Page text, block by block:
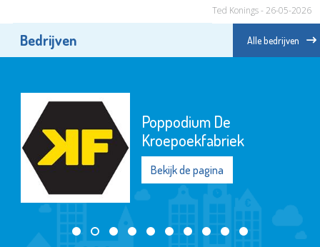
Ted Konings - 26-05-2026
Bedrijven Alle bedrijven
Poppodium De
Kroepoekfabriek
Bekijk de pagina